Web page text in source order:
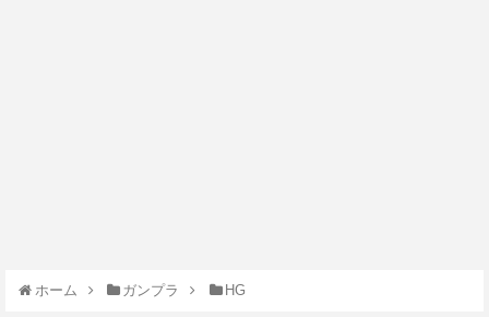
ホーム ガンプラ HG